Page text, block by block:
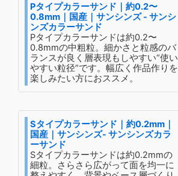
Pタイプカラーサンド｜約0.2〜
0.8mm｜国産｜サンシンズ - サンシ
ンズカラーサンド
Pタイプカラーサンドは約0.2〜
0.8mmの中粗粒。細かさと粒感のバ
ランスが良く層表現もしやすい“使い
やすい粒径”です。幅広く作品作りを
楽しみたい方におススメ。
Sタイプカラーサンド｜約0.2mm｜
国産｜サンシンズ- サンシンズカラ
ーサンド
Sタイプカラーサンドは約0.2mmの
細粒。さらさら広がって面を均一に